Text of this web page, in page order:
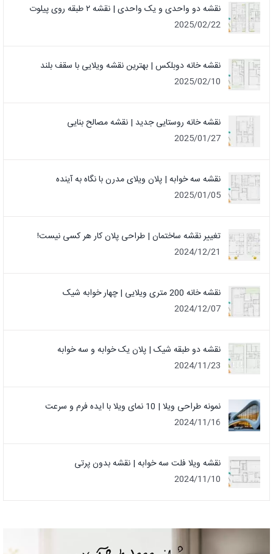
نقشه دو واحدی و یک واحدی | نقشه ۲ طبقه روی پیلوت
2025/02/22
نقشه خانه دوبلکس | بهترین نقشه ویلایی با سقف بلند
2025/02/10
نقشه خانه روستایی جدید | نقشه مصالح بنایی
2025/01/27
نقشه سه خوابه | پلان ویلای مدرن با نگاه به آینده
2025/01/05
تغییر نقشه ساختمان | طراحی پلان کار هر کسی نیست!
2024/12/21
نقشه خانه 200 متری ویلایی | چهار خوابه شیک
2024/12/07
نقشه دو طبقه شیک | پلان یک خوابه و سه خوابه
2024/11/23
نمونه طراحی ویلا | 10 نمای ویلا با ایده فرم و سرعت
2024/11/16
نقشه ویلا فلت سه خوابه | نقشه بدون پرتی
2024/11/10